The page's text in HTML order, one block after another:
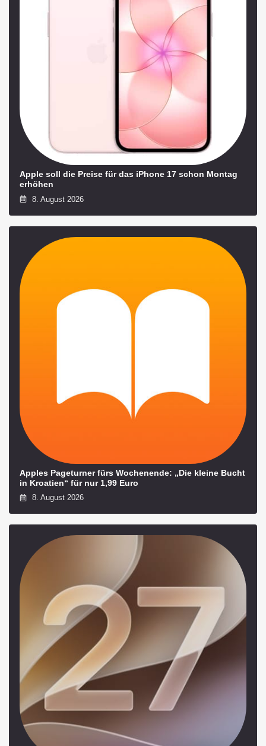
Apple soll die Preise für das iPhone 17 schon Montag
erhöhen
8. August 2026
Apples Pageturner fürs Wochenende: „Die kleine Bucht
in Kroatien“ für nur 1,99 Euro
8. August 2026